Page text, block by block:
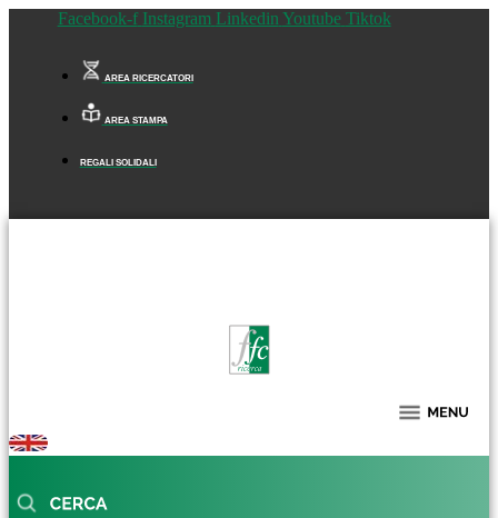
Facebook-f Instagram Linkedin Youtube Tiktok
AREA RICERCATORI
AREA STAMPA
REGALI SOLIDALI